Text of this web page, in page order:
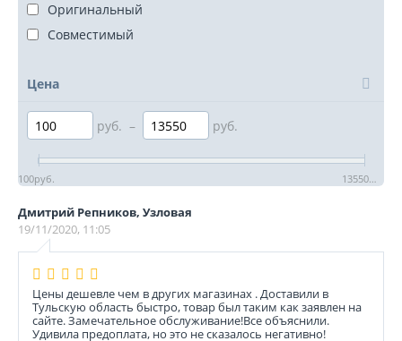
Оригинальный
Совместимый
Цена
руб. – руб.
100руб. 13550руб.
Дмитрий Репников, Узловая
19/11/2020, 11:05
Цены дешевле чем в других магазинах . Доставили в
Тульскую область быстро, товар был таким как заявлен на
сайте. Замечательное обслуживание!Все объяснили.
Удивила предоплата, но это не сказалось негативно!